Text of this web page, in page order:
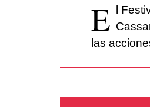
E l
las